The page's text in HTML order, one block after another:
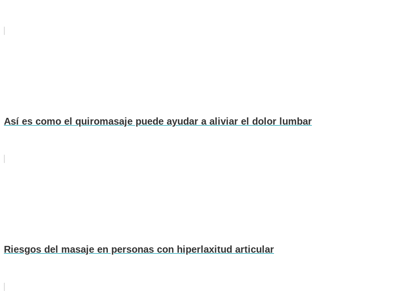
Así es como el quiromasaje puede ayudar a aliviar el dolor lumbar
Riesgos del masaje en personas con hiperlaxitud articular